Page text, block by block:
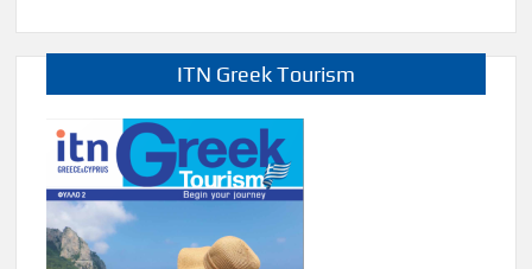
ITN Greek Tourism